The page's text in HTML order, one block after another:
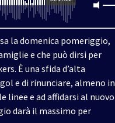
la domenica pomeriggio,
e che può dirsi per
È una sfida d’alta
e di rinunciare, almeno in
linee e ad affidarsi al nuovo
darà il massimo per